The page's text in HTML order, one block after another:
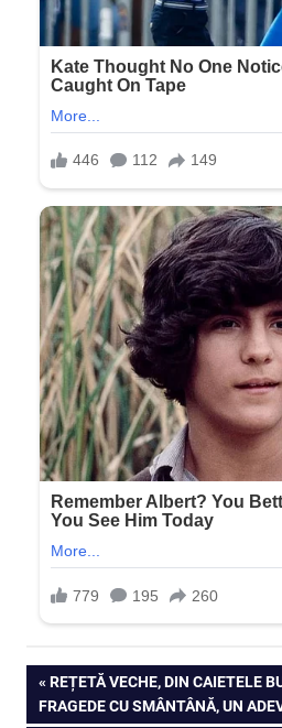
Navigare
PREVIOUS
POST:
REȚETĂ VECHE, DIN CAIETELE
FRAGEDE CU SMÂNTÂNĂ, UN